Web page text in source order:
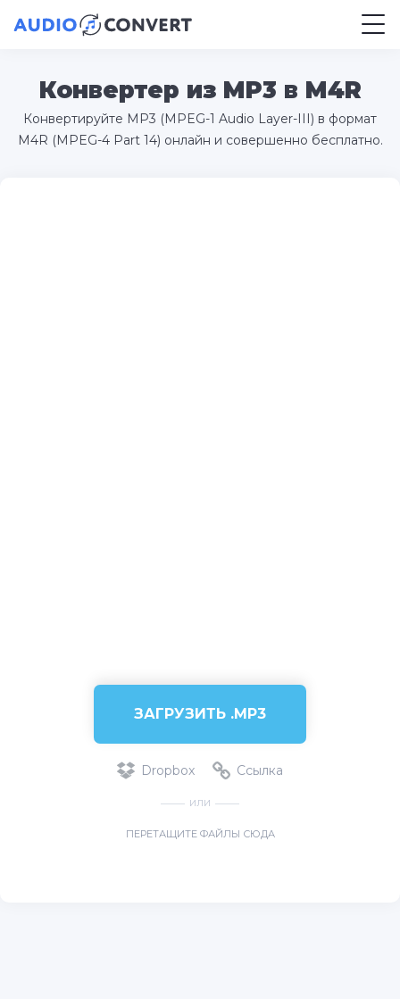
Конвертер из MP3 в M4R
Конвертируйте MP3 (MPEG-1 Audio Layer-III) в формат
M4R (MPEG-4 Part 14) онлайн и совершенно бесплатно.
ЗАГРУЗИТЬ .MP3
Dropbox Ссылка
ИЛИ
ПЕРЕТАЩИТЕ ФАЙЛЫ СЮДА